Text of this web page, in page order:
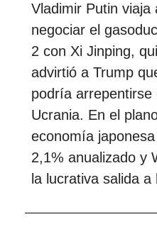
Vladimir Putin viaja
negociar el
2 con Xi Jinping,
advirtió a Trump
podría arrepentirse
Ucrania. En el
economía
2,1% anualizado y
la lucrativa salida